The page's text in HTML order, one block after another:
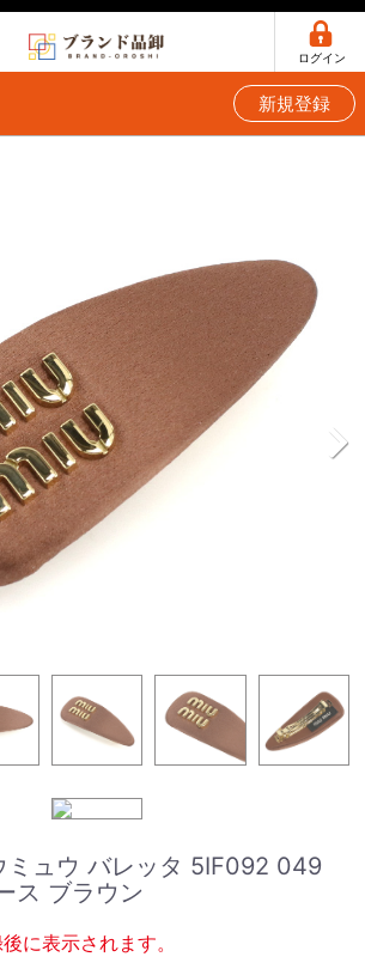
ログイン
新規登録
ミュウ バレッタ 5IF092 049
ス ブラウン
に表示されます。